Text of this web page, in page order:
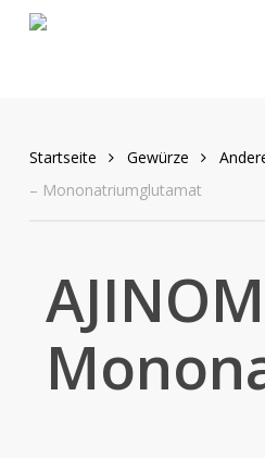
Startseite Gewürze
– Mononatriumglutamat